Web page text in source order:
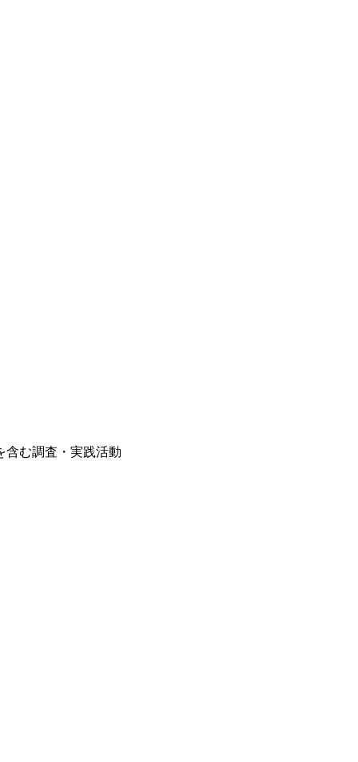
含む調査・実践活動